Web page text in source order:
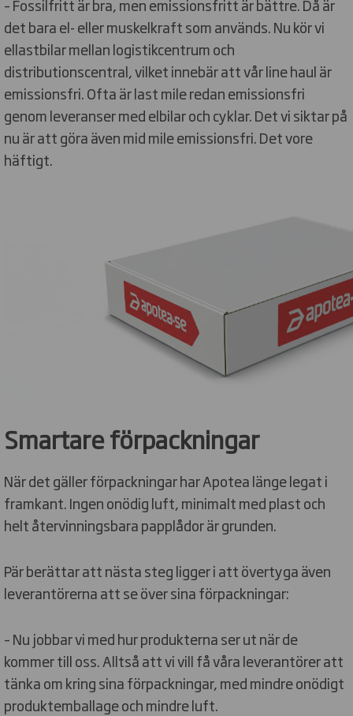
– Fossilfritt är bra, men emissionsfritt är bättre. Då är
det bara el- eller muskelkraft som används. Nu kör vi
ellastbilar mellan logistikcentrum och
distributionscentral, vilket innebär att vår line haul är
emissionsfri. Ofta är last mile redan emissionsfri
genom leveranser med elbilar och cyklar. Det vi siktar på
nu är att göra även mid mile emissionsfri. Det vore
häftigt.
Smartare förpackningar
När det gäller förpackningar har Apotea länge legat i
framkant. Ingen onödig luft, minimalt med plast och
helt återvinningsbara papplådor är grunden.
Pär berättar att nästa steg ligger i att övertyga även
leverantörerna att se över sina förpackningar:
– Nu jobbar vi med hur produkterna ser ut när de
kommer till oss. Alltså att vi vill få våra leverantörer att
tänka om kring sina förpackningar, med mindre onödigt
produktemballage och mindre luft.